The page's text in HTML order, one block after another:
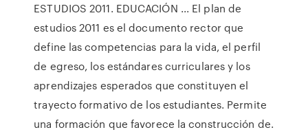
ESTUDIOS 2011. EDUCACIÓN ... El plan de
estudios 2011 es el documento rector que
define las competencias para la vida, el perfil
de egreso, los estándares curriculares y los
aprendizajes esperados que constituyen el
trayecto formativo de los estudiantes. Permite
una formación que favorece la construcción de.